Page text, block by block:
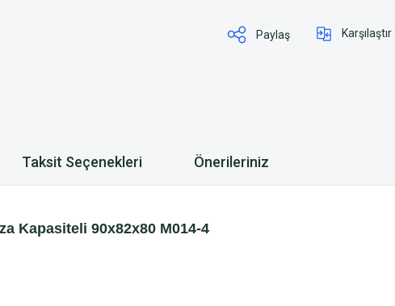
Paylaş Karşılaştır
Taksit Seçenekleri Önerileriniz
Kapasiteli 90x82x80 M014-4